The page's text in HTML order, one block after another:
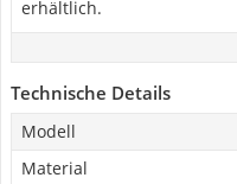
erhältlich.
Technische Details
Modell
Material